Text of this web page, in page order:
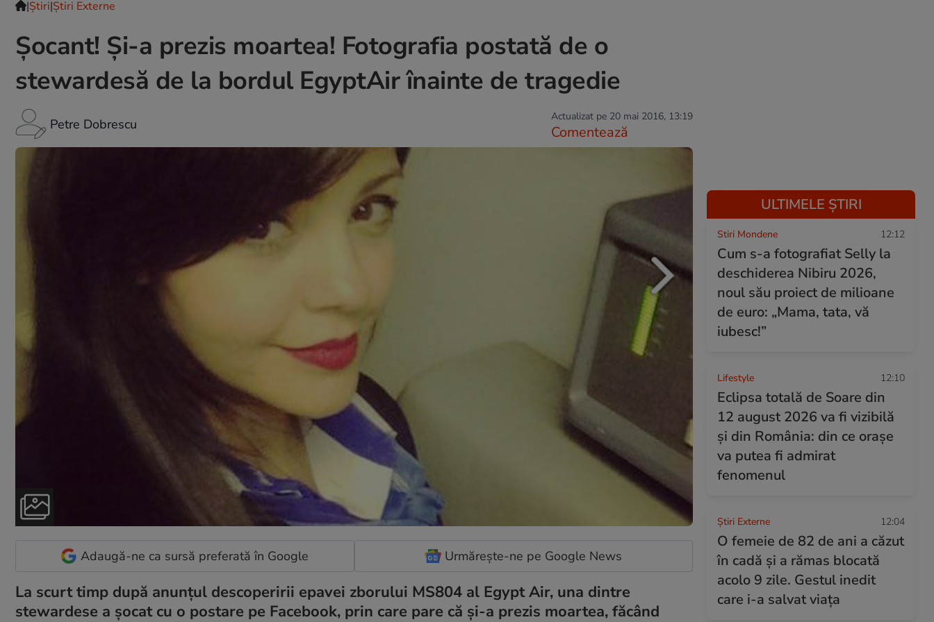
|Ştiri|Știri Externe
Șocant! Și-a prezis moartea! Fotografia postată de o
stewardesă de la bordul EgyptAir înainte de tragedie
Petre Dobrescu Actualizat pe 20 mai 2016, 13:19
Comentează
Adaugă-ne ca sursă preferată în Google Urmărește-ne pe Google News
La scurt timp după anunţul descoperirii epavei zborului MS804 al Egypt Air, una dintre
stewardese a șocat cu o postare pe Facebook, prin care pare că și-a prezis moartea, făcând
ULTIMELE ȘTIRI
Stiri Mondene 12:12
Cum s-a fotografiat Selly la
deschiderea Nibiru 2026,
noul său proiect de milioane
de euro: „Mama, tata, vă
iubesc!”
Lifestyle 12:10
Eclipsa totală de Soare din
12 august 2026 va fi vizibilă
și din România: din ce orașe
va putea fi admirat
fenomenul
Știri Externe 12:04
O femeie de 82 de ani a căzut
în cadă și a rămas blocată
acolo 9 zile. Gestul inedit
care i-a salvat viața